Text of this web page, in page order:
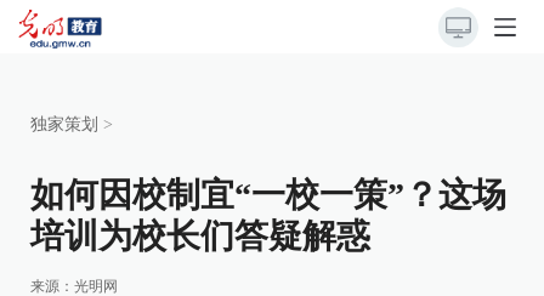
独家策划 >
如何因校制宜“一校一策”？这场
培训为校长们答疑解惑
来源： 光明网